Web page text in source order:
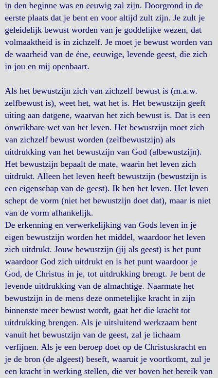
in den beginne was en eeuwig zal zijn. Doorgrond in de
eerste plaats dat je bent en voor altijd zult zijn. Je zult je
geleidelijk bewust worden van je goddelijke wezen, dat
volmaaktheid is in zichzelf. Je moet je bewust worden van
de waarheid van de éne, eeuwige, levende geest, die zich
in jou en mij openbaart.
Als het bewustzijn zich van zichzelf bewust is (m.a.w.
zelfbewust is), weet het, wat het is. Het bewustzijn geeft
uiting aan datgene, waarvan het zich bewust is. Dat is een
onwrikbare wet van het leven. Het bewustzijn moet zich
van zichzelf bewust worden (zelfbewustzijn) als
uitdrukking van het bewustzijn van God (albewustzijn).
Het bewustzijn bepaalt de mate, waarin het leven zich
uitdrukt. Alleen het leven heeft bewustzijn (bewustzijn is
een eigenschap van de geest). Ik ben het leven. Het leven
schept de vorm (niet het bewustzijn doet dat), maar is niet
van de vorm afhankelijk.
De erkenning en verwerkelijking van Gods leven in je
eigen bewustzijn worden het middel, waardoor het leven
zich uitdrukt. Jouw bewustzijn (jij als geest) is het punt
waardoor God zich uitdrukt en is het punt waardoor je
God, de Christus in je, tot uitdrukking brengt. Je bent de
levende uitdrukking van de almachtige. Naarmate het
bewustzijn in de mens deze onmetelijke kracht in zijn
binnenste meer bewust wordt, gaat het die kracht tot
uitdrukking brengen. Als je uitsluitend werkzaam bent
vanuit het bewustzijn van de geest, zal je lichaam
verfijnen. Als je een beroep doet op de Christuskracht en
je de bron (de algeest) beseft, waaruit je voortkomt, zul je
een kracht in werking stellen, die ver boven het bereik van